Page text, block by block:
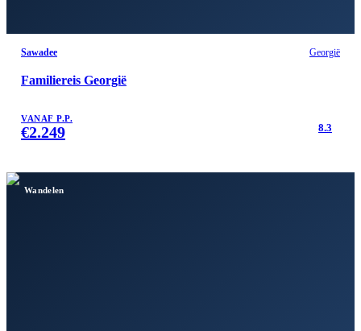
Sawadee Georgië
Familiereis Georgië
VANAF P.P.
€2.249 8.3
Wandelen